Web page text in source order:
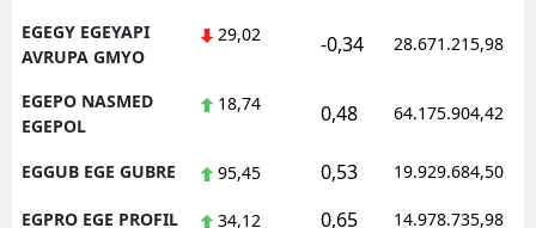
EGEGY EGEYAPI
AVRUPA GMYO
29,02 -0,34 28.671.215,98
EGEPO NASMED
EGEPOL
18,74 0,48 64.175.904,42
EGGUB EGE GUBRE 95,45 0,53 19.929.684,50
EGPRO EGE PROFIL 34,12 0,65 14.978.735,98